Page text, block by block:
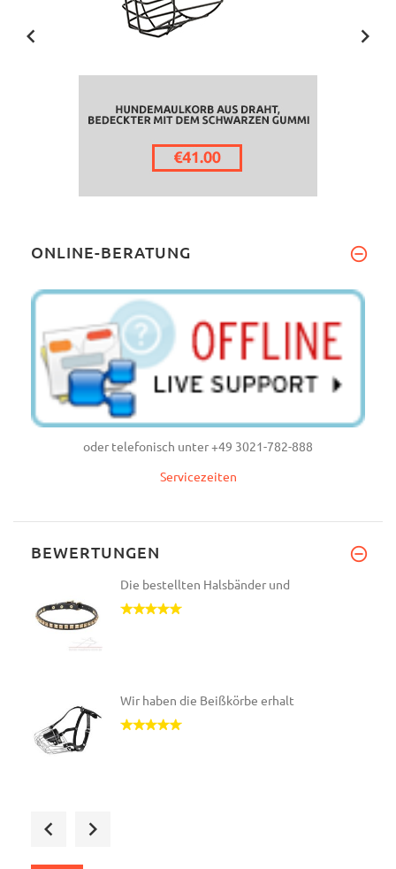
ONLINE-BERATUNG
oder telefonisch unter +49 3021-782-888
Servicezeiten
BEWERTUNGEN
Die bestellten Halsbänder und
Wir haben die Beißkörbe erhalt